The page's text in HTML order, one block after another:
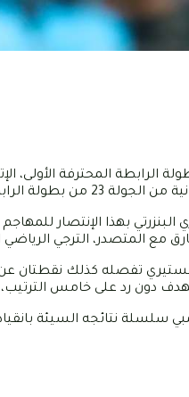
اقيمت بملعب المصطفى بن جنات بالمنستير.
مع المتصدر، الترجي
تفصله كذلك نقطتان عن
دون رد على خامس الترتيب،
نتائجه السيئة بانقياده